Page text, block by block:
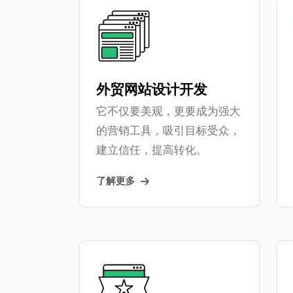
外贸网站设计开发
它不仅要美观，更要成为强大
的营销工具，吸引目标受众，
建立信任，提高转化。
了解更多